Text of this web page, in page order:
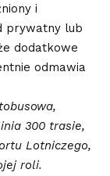
i
prywatny lub
dodatkowe
odmawia
300 trasie,
Lotniczego,
roli.